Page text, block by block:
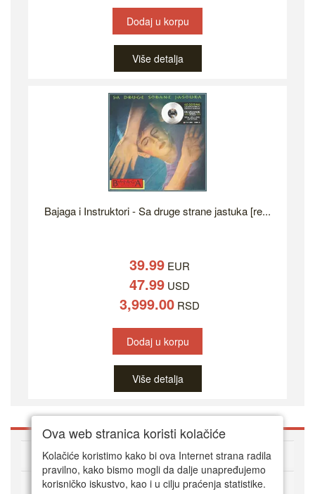
Dodaj u korpu
Više detalja
Bajaga i Instruktori - Sa druge strane jastuka [re...
39.99EUR
47.99USD
3,999.00RSD
Dodaj u korpu
Više detalja
O DVD Zoni
Kako kupovati online
Ova web stranica koristi kolačiće
Kolačiće koristimo kako bi ova Internet strana radila
pravilno, kako bismo mogli da dalje unapređujemo
korisničko iskustvo, kao i u cilju praćenja statistike.